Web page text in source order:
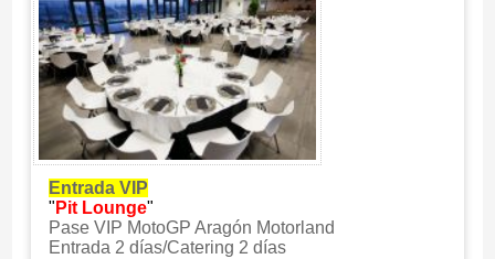
Entrada VIP
" Pit Lounge"
Pase VIP MotoGP Aragón Motorland
Entrada 2 días/Catering 2 días